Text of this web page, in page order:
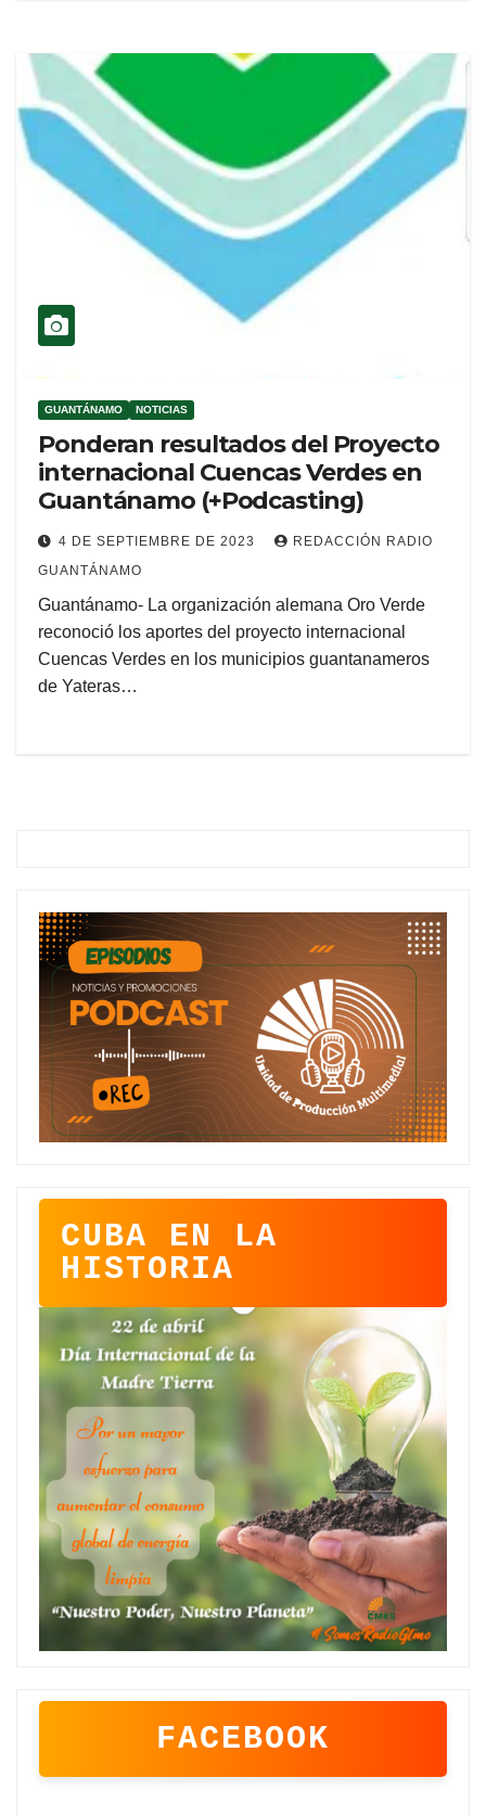
GUANTÁNAMO NOTICIAS
Ponderan resultados del Proyecto
internacional Cuencas Verdes en
Guantánamo (+Podcasting)
4 DE SEPTIEMBRE DE 2023
REDACCIÓN RADIO
GUANTÁNAMO
Guantánamo- La organización alemana Oro Verde
reconoció los aportes del proyecto internacional
Cuencas Verdes en los municipios guantanameros
de Yateras…
CUBA EN LA
HISTORIA
FACEBOOK